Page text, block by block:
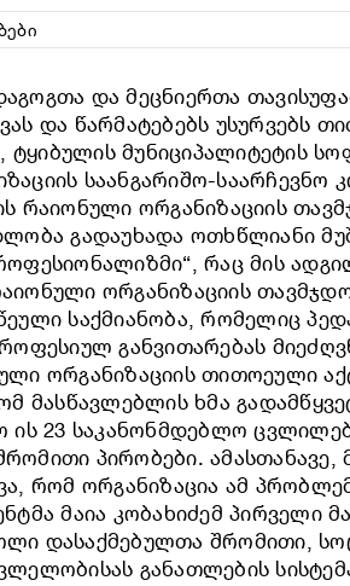
და მეცნიერთა
და წარმატებებს უსურვებს
ტყიბულის მუნიციპალიტეტის
საანგარიშო-საარჩევნო
რაიონული ორგანიზაციის
გადაუხადა ოთხწლიანი
რაც მის
ორგანიზაციის
საქმიანობა, რომელიც
განვითარებას
ორგანიზაციის თითოეული
მასწავლებლის ხმა
ის 23 საკანონმდებლო
პირობები.
რომ ორგანიზაცია ამ
მაია კობახიძემ
დასაქმებულთა შრომითი,
განათლების